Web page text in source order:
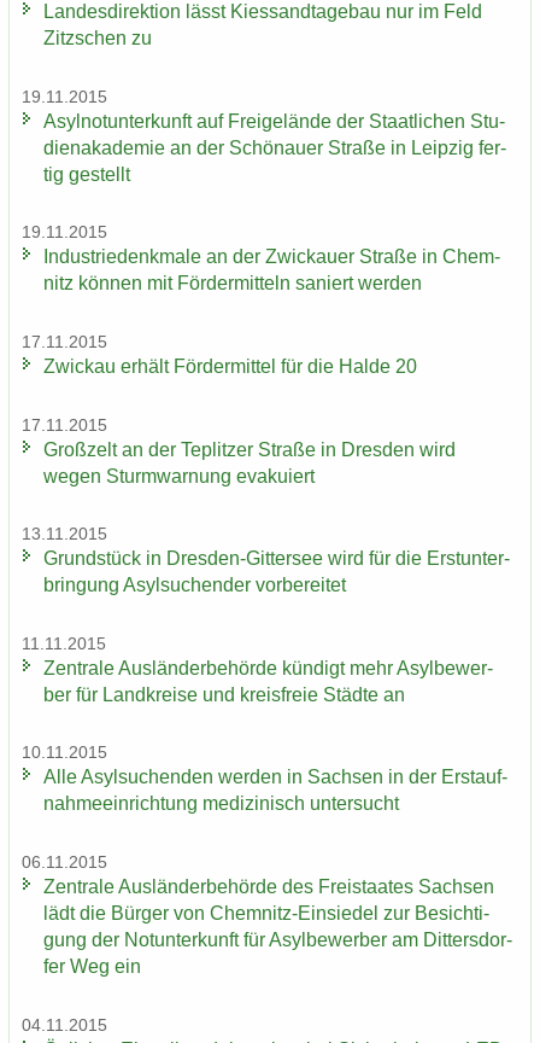
Lan­des­di­rek­ti­on lässt Kies­sand­ta­ge­bau nur im Feld
Zitz­schen zu
19.11.2015
Asyl­not­un­ter­kunft auf Frei­ge­län­de der Staat­li­chen Stu­
di­en­aka­de­mie an der Schö­nau­er Stra­ße in Leip­zig fer­
tig ge­stellt
19.11.2015
In­dus­trie­denk­ma­le an der Zwi­ckau­er Stra­ße in Chem­
nitz kön­nen mit För­der­mit­teln sa­niert wer­den
17.11.2015
Zwi­ckau er­hält För­der­mit­tel für die Halde 20
17.11.2015
Groß­zelt an der Te­plit­zer Stra­ße in Dres­den wird
wegen Sturm­war­nung eva­ku­iert
13.11.2015
Grund­stück in Dresden-​Gittersee wird für die Erst­un­ter­
brin­gung Asyl­su­chen­der vor­be­rei­tet
11.11.2015
Zen­tra­le Aus­län­der­be­hör­de kün­digt mehr Asyl­be­wer­
ber für Land­krei­se und kreis­freie Städ­te an
10.11.2015
Alle Asyl­su­chen­den wer­den in Sach­sen in der Erst­auf­
nah­me­ein­rich­tung me­di­zi­nisch un­ter­sucht
06.11.2015
Zen­tra­le Aus­län­der­be­hör­de des Frei­staa­tes Sach­sen
lädt die Bür­ger von Chemnitz-​Einsiedel zur Be­sich­ti­
gung der Not­un­ter­kunft für Asyl­be­wer­ber am Dit­ters­dor­
fer Weg ein
04.11.2015